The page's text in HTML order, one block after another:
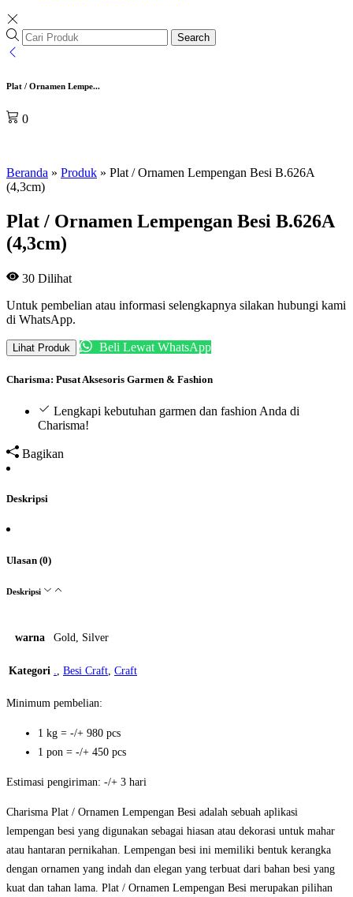
Search
Plat / Ornamen Lempe...
0
Beranda » Produk » Plat / Ornamen Lempengan Besi B.626A
(4,3cm)
Plat / Ornamen Lempengan Besi B.626A
(4,3cm)
30 Dilihat
Untuk pembelian atau informasi selengkapnya silakan hubungi kami
di WhatsApp.
Lihat Produk Beli Lewat WhatsApp
Charisma: Pusat Aksesoris Garmen & Fashion
Lengkapi kebutuhan garmen dan fashion Anda di
Charisma!
Bagikan
Deskripsi
Ulasan (0)
Deskripsi
warna Gold, Silver
Kategori ., Besi Craft, Craft
Minimum pembelian:
1 kg = -/+ 980 pcs
1 pon = -/+ 450 pcs
Estimasi pengiriman: -/+ 3 hari
Charisma Plat / Ornamen Lempengan Besi adalah sebuah aplikasi
lempengan besi yang digunakan sebagai hiasan atau dekorasi untuk mahar
atau hantaran pernikahan. Lempengan besi ini memiliki bentuk kerangka
dengan ornamen yang indah dan elegan yang terbuat dari bahan besi yang
kuat dan tahan lama. Plat / Ornamen Lempengan Besi merupakan pilihan